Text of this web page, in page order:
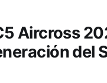
Aircross
del